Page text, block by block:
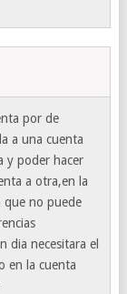
por de
a una cuenta
y poder hacer
a otra,en la
que no puede
dia necesitara el
en la cuenta